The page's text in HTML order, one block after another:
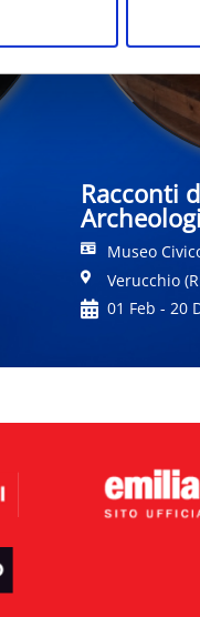
Racconti
Museo
Verucchio
01 Feb - 20